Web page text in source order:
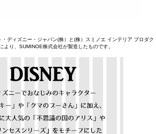
ディズニー・ジャパン(株）と(株）スミノエ インテリア プロダク
より、SUMINOE株式会社が製造したものです。